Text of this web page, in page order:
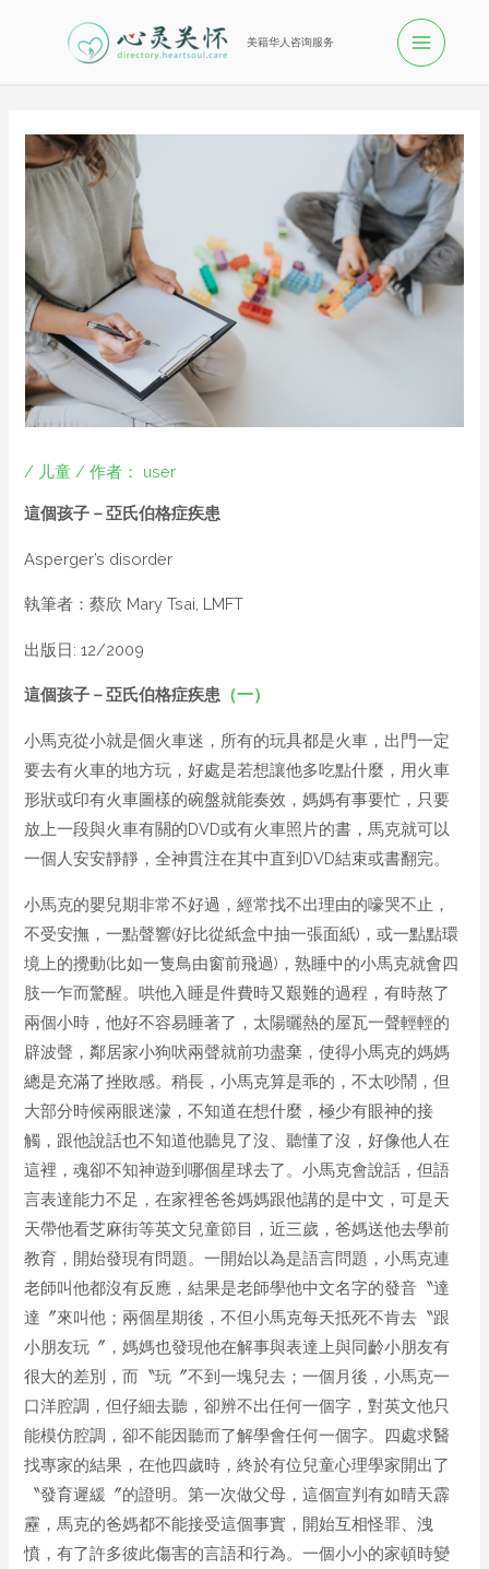
美籍华人咨询服务
/ 儿童 / 作者： user
這個孩子 －亞氏伯格症疾患
Asperger’s disorder
執筆者：蔡欣 Mary Tsai, LMFT
出版日: 12/2009
這個孩子 －亞氏伯格症疾患 （一）
小馬克從小就是個火車迷，所有的玩具都是火車，出門一定
要去有火車的地方玩，好處是若想讓他多吃點什麼，用火車
形狀或印有火車圖樣的碗盤就能奏效，媽媽有事要忙，只要
放上一段與火車有關的DVD或有火車照片的書，馬克就可以
一個人安安靜靜，全神貫注在其中直到DVD結束或書翻完。
小馬克的嬰兒期非常不好過，經常找不出理由的嚎哭不止，
不受安撫，一點聲響(好比從紙盒中抽一張面紙)，或一點點環
境上的攪動(比如一隻鳥由窗前飛過)，熟睡中的小馬克就會四
肢一乍而驚醒。哄他入睡是件費時又艱難的過程，有時熬了
兩個小時，他好不容易睡著了，太陽曬熱的屋瓦一聲輕輕的
辟波聲，鄰居家小狗吠兩聲就前功盡棄，使得小馬克的媽媽
總是充滿了挫敗感。稍長，小馬克算是乖的，不太吵鬧，但
大部分時候兩眼迷濛，不知道在想什麼，極少有眼神的接
觸，跟他說話也不知道他聽見了沒、聽懂了沒，好像他人在
這裡，魂卻不知神遊到哪個星球去了。小馬克會說話，但語
言表達能力不足，在家裡爸爸媽媽跟他講的是中文，可是天
天帶他看芝麻街等英文兒童節目，近三歲，爸媽送他去學前
教育，開始發現有問題。一開始以為是語言問題，小馬克連
老師叫他都沒有反應，結果是老師學他中文名字的發音〝達
達〞來叫他；兩個星期後，不但小馬克每天抵死不肯去〝跟
小朋友玩〞，媽媽也發現他在解事與表達上與同齡小朋友有
很大的差別，而〝玩〞不到一塊兒去；一個月後，小馬克一
口洋腔調，但仔細去聽，卻辨不出任何一個字，對英文他只
能模仿腔調，卻不能因聽而了解學會任何一個字。四處求醫
找專家的結果，在他四歲時，終於有位兒童心理學家開出了
〝發育遲緩〞的證明。第一次做父母，這個宣判有如晴天霹
靂，馬克的爸媽都不能接受這個事實，開始互相怪罪、洩
憤，有了許多彼此傷害的言語和行為。一個小小的家頓時變